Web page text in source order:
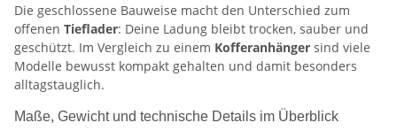
Die geschlossene Bauweise macht den Unterschied zum
offenen Tieflader: Deine Ladung bleibt trocken, sauber und
geschützt. Im Vergleich zu einem Kofferanhänger sind viele
Modelle bewusst kompakt gehalten und damit besonders
alltagstauglich.
Maße, Gewicht und technische Details im Überblick